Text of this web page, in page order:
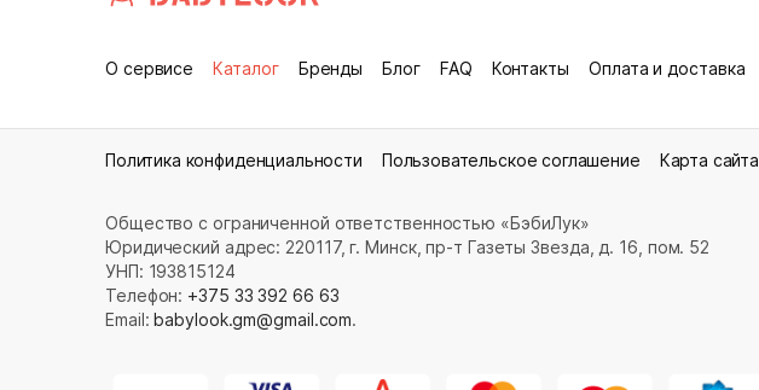
О сервисе Каталог Бренды Блог FAQ Контакты Оплата и доставка
Политика конфиденциальности Пользовательское соглашение Карта сайта
Общество с ограниченной ответственностью «БэбиЛук»
Юридический адрес: 220117, г. Минск, пр-т Газеты Звезда, д. 16, пом. 52
УНП: 193815124
Телефон: +375 33 392 66 63
Email:babylook.gm@gmail.com.